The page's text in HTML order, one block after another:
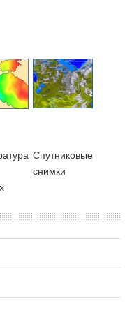
Cпутниковые
снимки